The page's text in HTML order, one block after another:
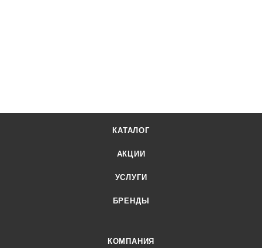
КАТАЛОГ
АКЦИИ
УСЛУГИ
БРЕНДЫ
КОМПАНИЯ